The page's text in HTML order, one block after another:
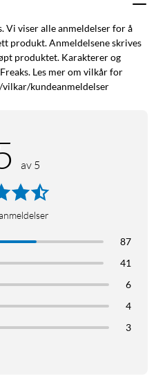
Vi viser alle anmeldelser for å
produkt. Anmeldelsene skrives
produktet. Karakterer og
Les mer om vilkår for
kundeanmeldelser
av 5
87
41
6
4
3